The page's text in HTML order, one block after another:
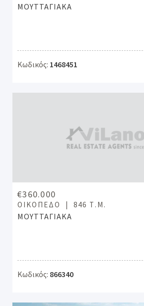
ΜΟΥΤΤΑΓΙΑΚΑ
Κωδικός: 1468451
€360.000
ΟΙΚΌΠΕΔΟ 846 Τ.Μ.
ΜΟΥΤΤΑΓΙΑΚΑ
Κωδικός: 866340